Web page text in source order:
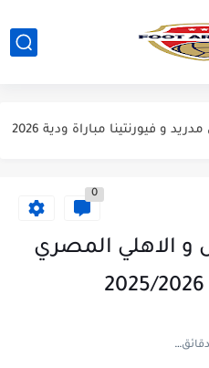
مباراة مانشستر يونايتد و اتلتيكو مدريد مباراة ودية 2026
و فيورنتينا مباراة ودية 2026
و بيرمنغهام مباراة ودية 2026
و ميلان مباراة ودية 2026
0
و الاهلي المصري